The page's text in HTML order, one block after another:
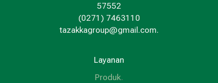
57552
(0271) 7463110
tazakkagroup@gmail.com.
Layanan
Produk.